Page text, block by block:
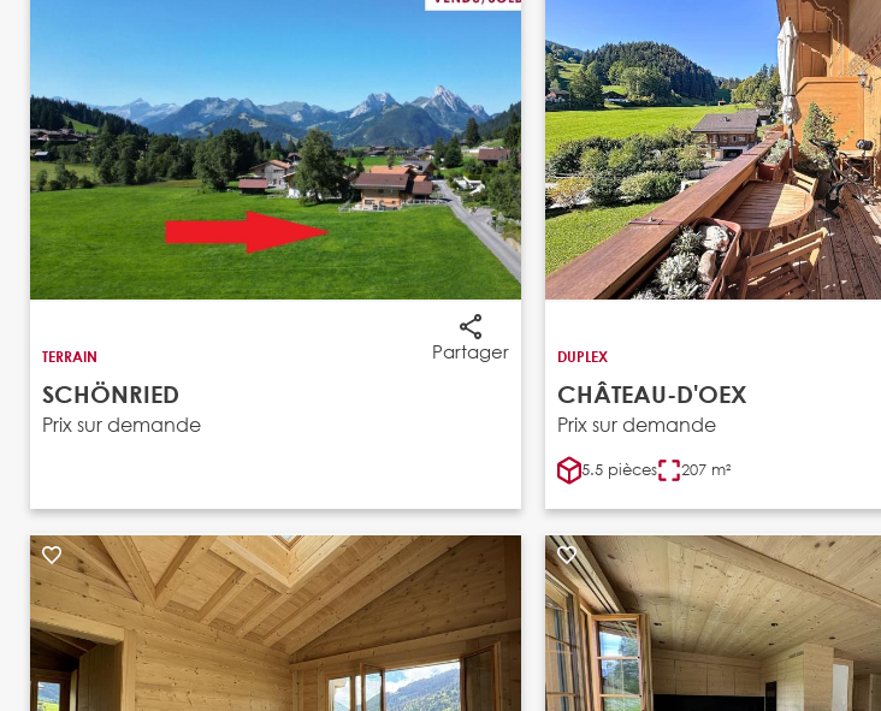
Partager
TERRAIN
SCHÖNRIED
Prix sur demande
DUPLEX
CHÂTEAU-D'OEX
Prix sur demande
5.5 pièces 207 m²